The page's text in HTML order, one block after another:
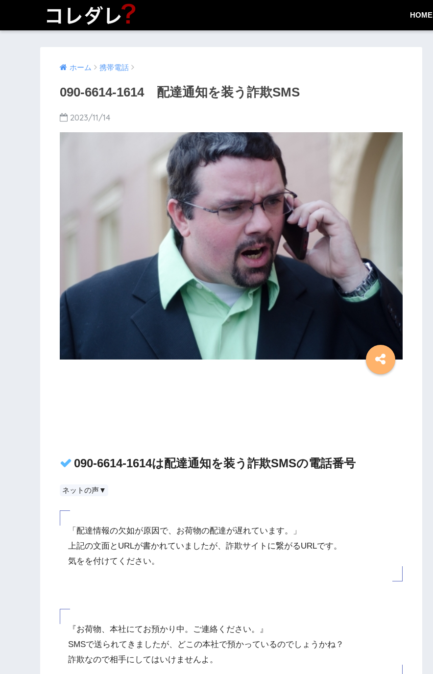
HOME
ホーム 携帯電話
090-6614-1614 配達通知を装う詐欺SMS
2023/11/14
090-6614-1614は配達通知を装う詐欺SMSの電話番号
ネットの声▼
「配達情報の欠如が原因で、お荷物の配達が遅れています。」
上記の文面とURLが書かれていましたが、詐欺サイトに繋がるURLです。
気をを付けてください。
『お荷物、本社にてお預かり中。ご連絡ください。』
SMSで送られてきましたが、どこの本社で預かっているのでしょうかね？
詐欺なので相手にしてはいけませんよ。